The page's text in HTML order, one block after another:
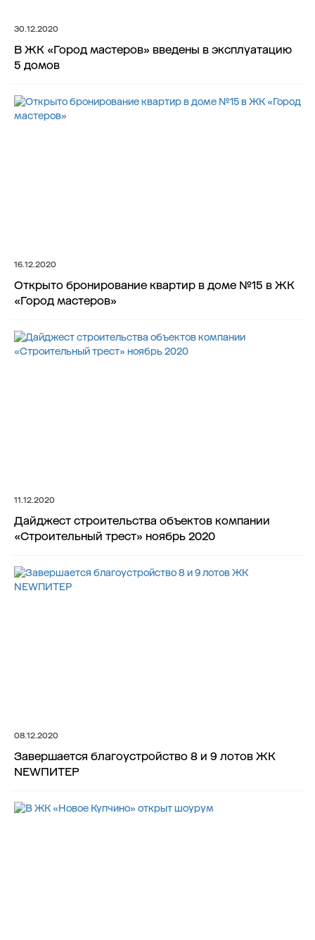
30.12.2020
В ЖК «Город мастеров» введены в эксплуатацию
5 домов
16.12.2020
Открыто бронирование квартир в доме №15 в ЖК
«Город мастеров»
11.12.2020
Дайджест строительства объектов компании
«Строительный трест» ноябрь 2020
08.12.2020
Завершается благоустройство 8 и 9 лотов ЖК
NEWПИТЕР